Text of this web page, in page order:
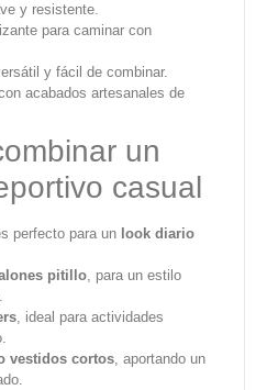
y resistente.
para caminar con
y fácil de combinar.
acabados artesanales de
un
casual
perfecto para un look diario
pitillo, para un estilo
, ideal para actividades
vestidos cortos, aportando un